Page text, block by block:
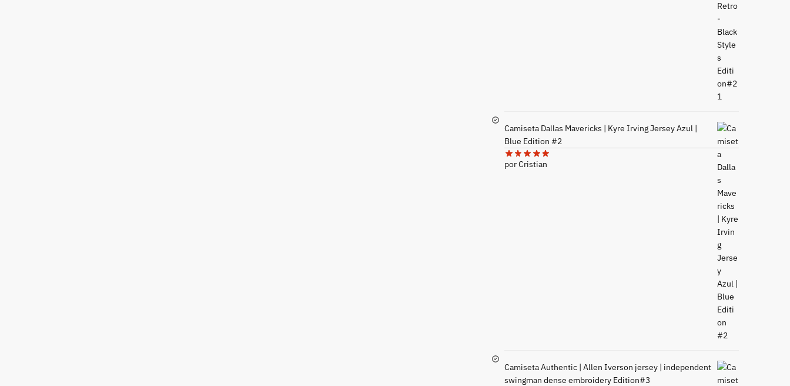
Camiseta Dallas Mavericks | Kyre Irving Jersey Azul |
Blue Edition #2
por Cristian
Camiseta Authentic | Allen Iverson jersey | independent
swingman dense embroidery Edition#3